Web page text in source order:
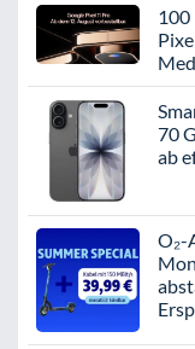
100
70
ab
O₂-